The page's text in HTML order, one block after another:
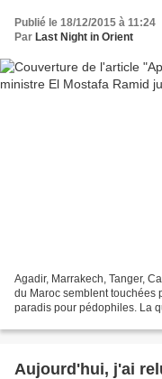
Publié le 18/12/2015 à 11:24
Par Last Night in Orient
Agadir, Marrakech, Tanger,
du Maroc semblent touchées
paradis pour pédophiles. La
Aujourd'hui, j'ai